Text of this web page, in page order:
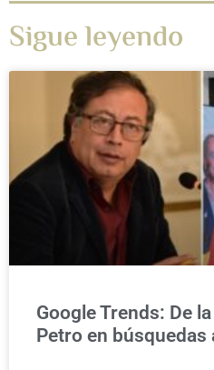
Sigue leyendo
Google Trends: De
Petro en búsquedas